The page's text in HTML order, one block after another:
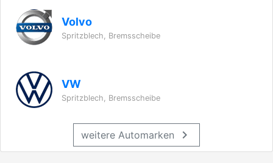
Volvo
Spritzblech, Bremsscheibe
VW
Spritzblech, Bremsscheibe
weitere Automarken chevron_right